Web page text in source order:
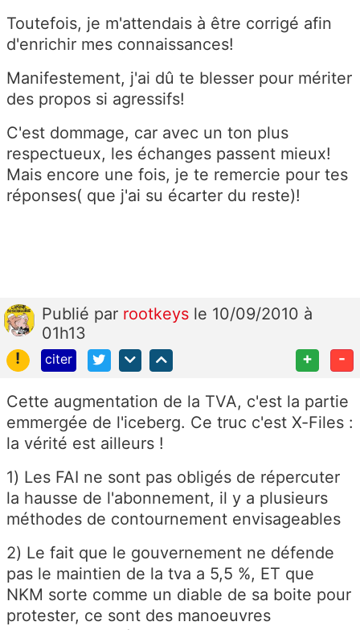
Toutefois, je m'attendais à être corrigé afin
d'enrichir mes connaissances!
Manifestement, j'ai dû te blesser pour mériter
des propos si agressifs!
C'est dommage, car avec un ton plus
respectueux, les échanges passent mieux!
Mais encore une fois, je te remercie pour tes
réponses( que j'ai su écarter du reste)!
Publié par rootkeys le 10/09/2010 à
01h13
!
citer + -
Cette augmentation de la TVA, c'est la partie
emmergée de l'iceberg. Ce truc c'est X-Files :
la vérité est ailleurs !
1) Les FAI ne sont pas obligés de répercuter
la hausse de l'abonnement, il y a plusieurs
méthodes de contournement envisageables
2) Le fait que le gouvernement ne défende
pas le maintien de la tva a 5,5 %, ET que
NKM sorte comme un diable de sa boite pour
protester, ce sont des manoeuvres